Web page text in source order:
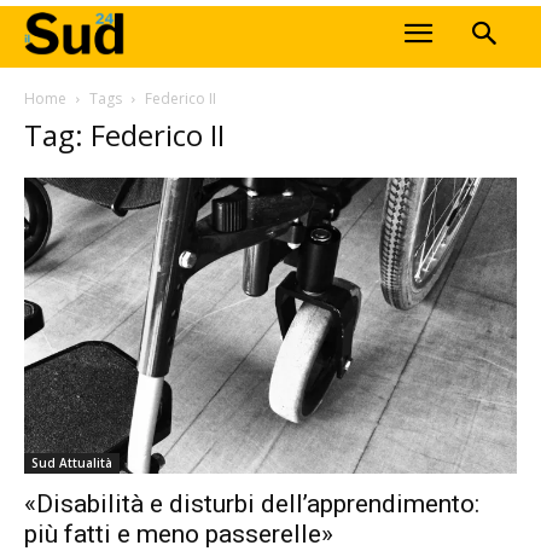
Home Tags Federico II
Tag: Federico II
Sud Attualità
«Disabilità e disturbi dell’apprendimento:
più fatti e meno passerelle»